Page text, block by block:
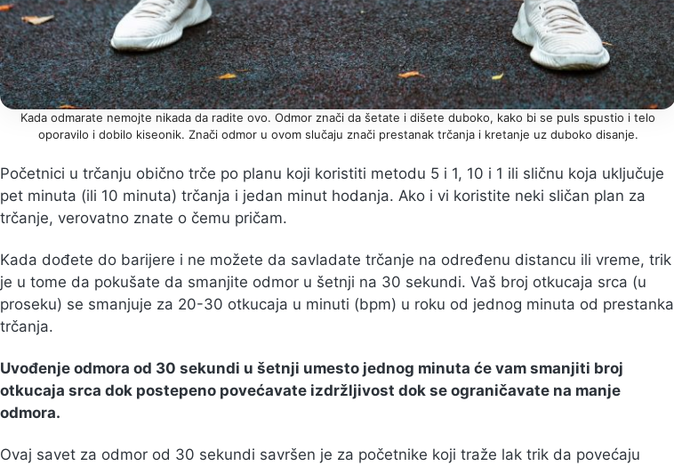
Kada odmarate nemojte nikada da radite ovo. Odmor znači da šetate i dišete duboko, kako bi se puls spustio i telo
oporavilo i dobilo kiseonik. Znači odmor u ovom slučaju znači prestanak trčanja i kretanje uz duboko disanje.
Početnici u trčanju obično trče po planu koji koristiti metodu 5 i 1, 10 i 1 ili sličnu koja uključuje
pet minuta (ili 10 minuta) trčanja i jedan minut hodanja. Ako i vi koristite neki sličan plan za
trčanje, verovatno znate o čemu pričam.
Kada dođete do barijere i ne možete da savladate trčanje na određenu distancu ili vreme, trik
je u tome da pokušate da smanjite odmor u šetnji na 30 sekundi. Vaš broj otkucaja srca (u
proseku) se smanjuje za 20-30 otkucaja u minuti (bpm) u roku od jednog minuta od prestanka
trčanja.
Uvođenje odmora od 30 sekundi u šetnji umesto jednog minuta će vam smanjiti broj
otkucaja srca dok postepeno povećavate izdržljivost dok se ograničavate na manje
odmora.
Ovaj savet za odmor od 30 sekundi savršen je za početnike koji traže lak trik da povećaju